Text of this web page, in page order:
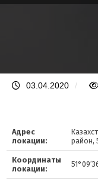
03.04.2020 /
Адрес
локации:
район,
Координаты
локации: